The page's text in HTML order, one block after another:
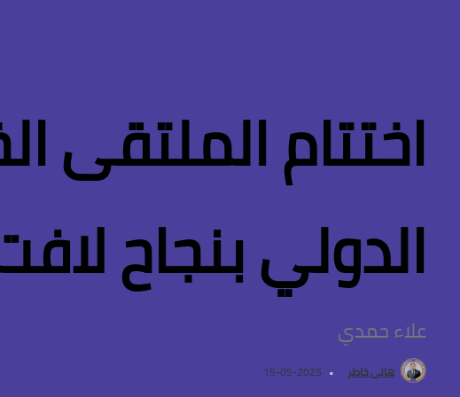
اختتام الملتقى
الدولي بنجاح
علاء حمدي
هانى خاطر 2025-05-15